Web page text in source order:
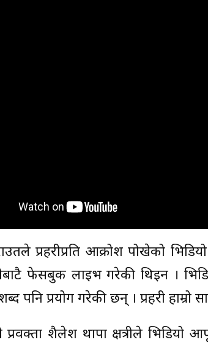
प्रहरीप्रति आक्रोश पोखेको
फेसबुक लाइभ गरेकी थिइन ।
पनि प्रयोग गरेकी छन् । प्रहरी
प्रवक्ता शैलेश थापा क्षत्रीले